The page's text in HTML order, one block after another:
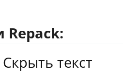
Repack:
текст